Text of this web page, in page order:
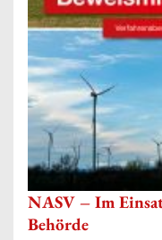
NASV – Im
Behörde